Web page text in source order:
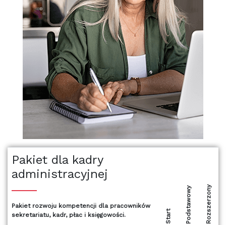
Pakiet dla kadry
administracyjnej
Pakiet rozwoju kompetencji dla pracowników
sekretariatu, kadr, płac i księgowości.
Start Podstawowy Rozszerzony